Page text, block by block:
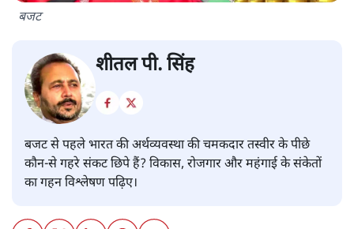
बजट
शीतल पी. सिंह
बजट से पहले भारत की अर्थव्यवस्था की चमकदार तस्वीर के पीछे
कौन-से गहरे संकट छिपे हैं? विकास, रोजगार और महंगाई के संकेतों
का गहन विश्लेषण पढ़िए।